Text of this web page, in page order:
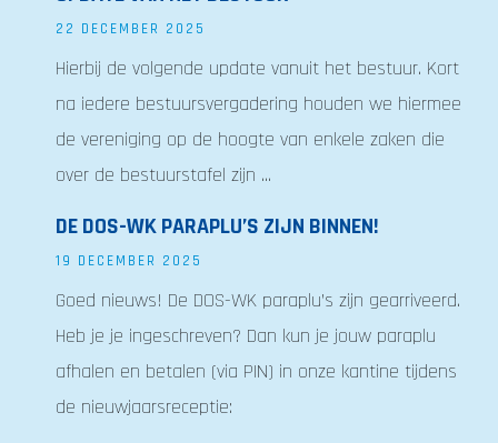
22 DECEMBER 2025
Hierbij de volgende update vanuit het bestuur. Kort
na iedere bestuursvergadering houden we hiermee
de vereniging op de hoogte van enkele zaken die
over de bestuurstafel zijn ...
DE DOS-WK PARAPLU’S ZIJN BINNEN!
19 DECEMBER 2025
Goed nieuws! De DOS-WK paraplu’s zijn gearriveerd.
Heb je je ingeschreven? Dan kun je jouw paraplu
afhalen en betalen (via PIN) in onze kantine tijdens
de nieuwjaarsreceptie: